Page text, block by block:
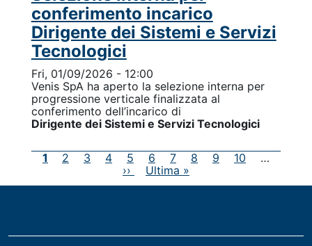
conferimento incarico
Dirigente dei Sistemi e Servizi
Tecnologici
Fri, 01/09/2026 - 12:00
Venis SpA ha aperto la selezione interna per
progressione verticale finalizzata al
conferimento dell’incarico di
Dirigente dei Sistemi e Servizi Tecnologici
Pagination
Current
1 Page
2 Page
3 Page
4 Page
5 Page
6 Page
7 Page
8 Page
9 Page
10
…
Next
page
››
Last
page
Ultima »